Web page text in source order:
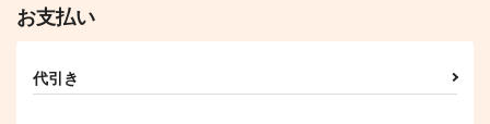
お支払い
代引き